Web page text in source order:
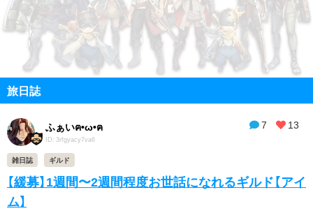
旅日誌
7 13
ふぁいฅ•ω•ฅ
ID: 3rfgyacy7va6
雑日誌 ギルド
【緩募】1週間〜2週間程度お世話になれるギルド【アイ
ム】